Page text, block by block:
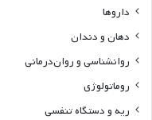
داروها
دهان و دندان
روانشناسی و روان‌درمانی
روماتولوژی
ریه و دستگاه تنفسی